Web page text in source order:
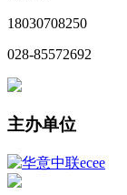
18030708250
028-85572692
主办单位